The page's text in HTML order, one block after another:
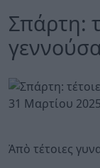
Σπάρτη:
31 Μαρτίου 2025
Ἀπὸ τέτοιες